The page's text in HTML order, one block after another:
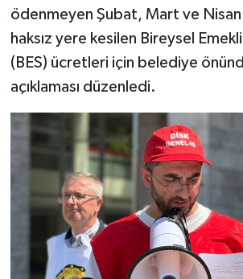
ödenmeyen Şubat, Mart ve Nisan
haksız yere kesilen Bireysel
(BES) ücretleri için belediye
açıklaması düzenledi.